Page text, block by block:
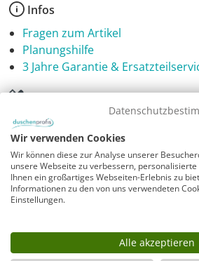
Infos
Fragen zum Artikel
Planungshilfe
3 Jahre Garantie &
Montageanleitung
Sicherheitshinweise
Download PDF
Wir verwenden Cookies
Wir können diese zur Analyse unserer
unsere Webseite zu verbessern,
Ihnen ein großartiges Webseiten-Erlebnis zu
Informationen zu den von uns verwendeten
Einstellungen.
Alle akzeptieren